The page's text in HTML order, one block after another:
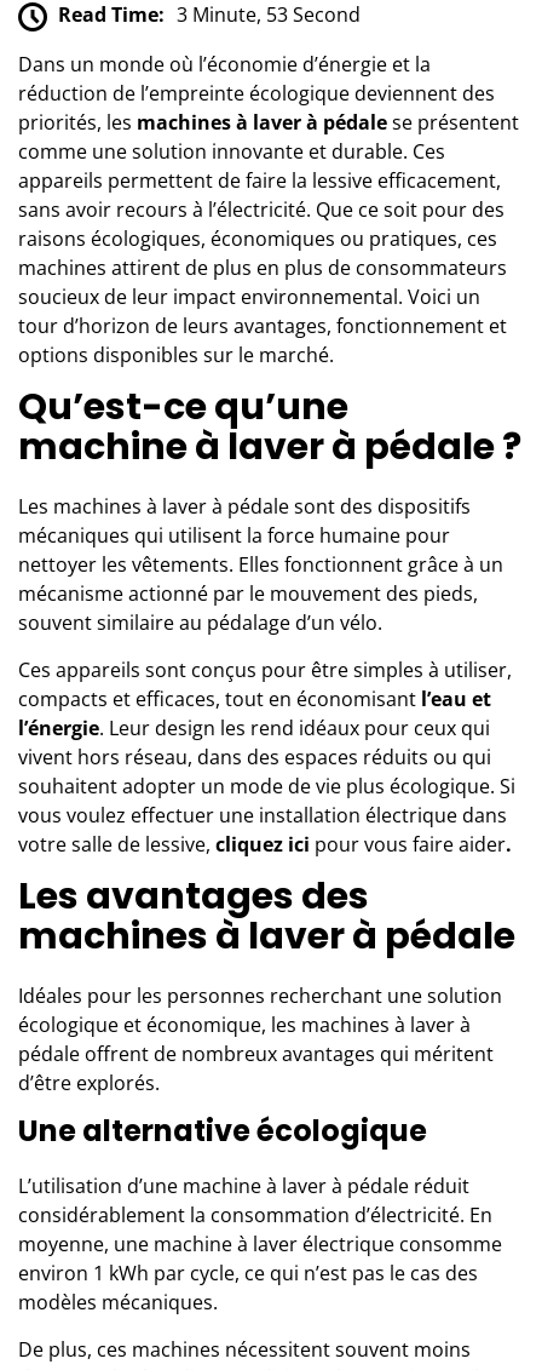
Read Time: 3 Minute, 53 Second
Dans un monde où l’économie d’énergie et la
réduction de l’empreinte écologique deviennent des
priorités, les machines à laver à pédalese présentent
comme une solution innovante et durable. Ces
appareils permettent de faire la lessive efficacement,
sans avoir recours à l’électricité. Que ce soit pour des
raisons écologiques, économiques ou pratiques, ces
machines attirent de plus en plus de consommateurs
soucieux de leur impact environnemental. Voici un
tour d’horizon de leurs avantages, fonctionnement et
options disponibles sur le marché.
Qu’est-ce qu’une
machine à laver à pédale ?
Les machines à laver à pédale sont des dispositifs
mécaniques qui utilisent la force humaine pour
nettoyer les vêtements. Elles fonctionnent grâce à un
mécanisme actionné par le mouvement des pieds,
souvent similaire au pédalage d’un vélo.
Ces appareils sont conçus pour être simples à utiliser,
compacts et efficaces, tout en économisant l’eau et
l’énergie. Leur design les rend idéaux pour ceux qui
vivent hors réseau, dans des espaces réduits ou qui
souhaitent adopter un mode de vie plus écologique. Si
vous voulez effectuer une installation électrique dans
votre salle de lessive, cliquez ici pour vous faire aider.
Les avantages des
machines à laver à pédale
Idéales pour les personnes recherchant une solution
écologique et économique, les machines à laverà
pédale offrent de nombreux avantages qui méritent
d’être explorés.
Une alternative écologique
L’utilisation d’une machine à laver à pédale réduit
considérablement la consommation d’électricité. En
moyenne, une machine à laver électrique consomme
environ 1 kWh par cycle, ce qui n’est pas le cas des
modèles mécaniques.
De plus, ces machines nécessitent souvent moins